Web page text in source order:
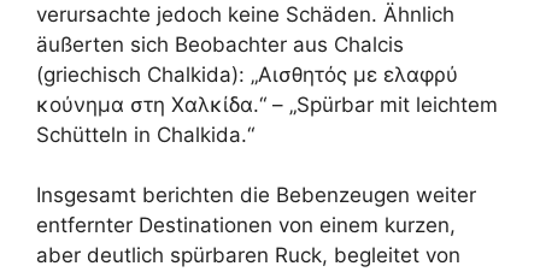
verursachte jedoch keine Schäden. Ähnlich
äußerten sich Beobachter aus Chalcis
(griechisch Chalkida): „Αισθητός με ελαφρύ
κούνημα στη Χαλκίδα.“ – „Spürbar mit leichtem
Schütteln in Chalkida.“
Insgesamt berichten die Bebenzeugen weiter
entfernter Destinationen von einem kurzen,
aber deutlich spürbaren Ruck, begleitet von